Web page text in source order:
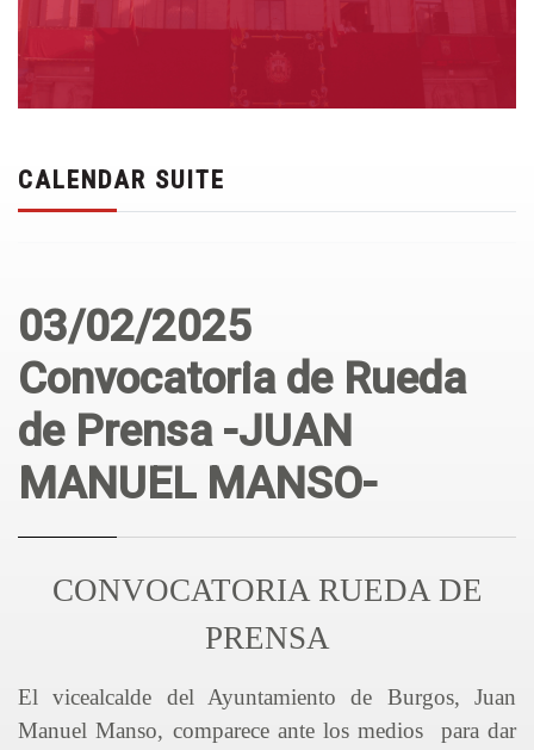
CALENDAR SUITE
03/02/2025
Convocatoria de Rueda
de Prensa -JUAN
MANUEL MANSO-
CONVOCATORIA RUEDA DE
PRENSA
El vicealcalde del Ayuntamiento de Burgos, Juan
Manuel Manso, comparece ante los medios para dar